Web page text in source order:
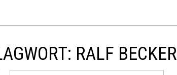
RALF BECKER